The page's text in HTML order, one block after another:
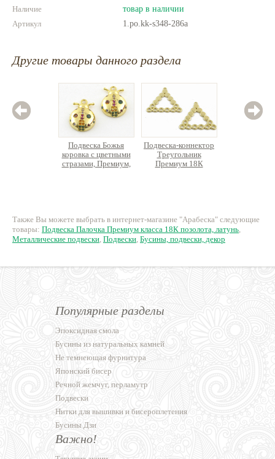
Наличие
товар в наличии
Артикул
1.po.kk-s348-286a
Другие товары данного раздела
Подвеска Божья
коровка с цветными
стразами, Премиум,
Подвеска-коннектор
Треугольник
Премиум 18К
Также Вы можете выбрать в интернет-магазине "Арабеска" следующие
товары: Подвеска Палочка Премиум класса 18К позолота, латунь,
Металлические подвески, Подвески, Бусины, подвески, декор
Популярные разделы
Эпоксидная смола
Бусины из натуральных камней
Не темнеющая фурнитура
Японский бисер
Речной жемчуг, перламутр
Подвески
Нитки для вышивки и бисероплетения
Бусины Дзи
Важно!